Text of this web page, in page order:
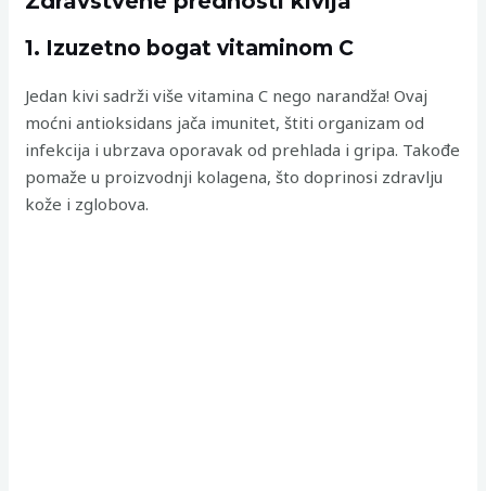
1. Izuzetno bogat vitaminom C
Jedan kivi sadrži više vitamina C nego narandža! Ovaj
moćni antioksidans jača imunitet, štiti organizam od
infekcija i ubrzava oporavak od prehlada i gripa. Takođe
pomaže u proizvodnji kolagena, što doprinosi zdravlju
kože i zglobova.